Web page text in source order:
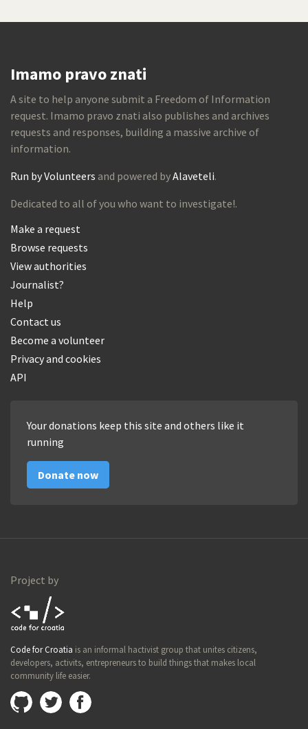
Imamo pravo znati
A site to help anyone submit a Freedom of Information
request. Imamo pravo znati also publishes and archives
requests and responses, building a massive archive of
information.
Run by Volunteers and powered byAlaveteli.
Dedicated to all of you who want to investigate!.
Make a request
Browse requests
View authorities
Journalist?
Help
Contact us
Become a volunteer
Privacy and cookies
API
Your donations keep this site and others like it
running
Donate now
Project by
Croatia
Code for Croatia is an informal hactivist group that unites citizens,
developers, activits, entrepreneurs to build things that makes local
community life easier.